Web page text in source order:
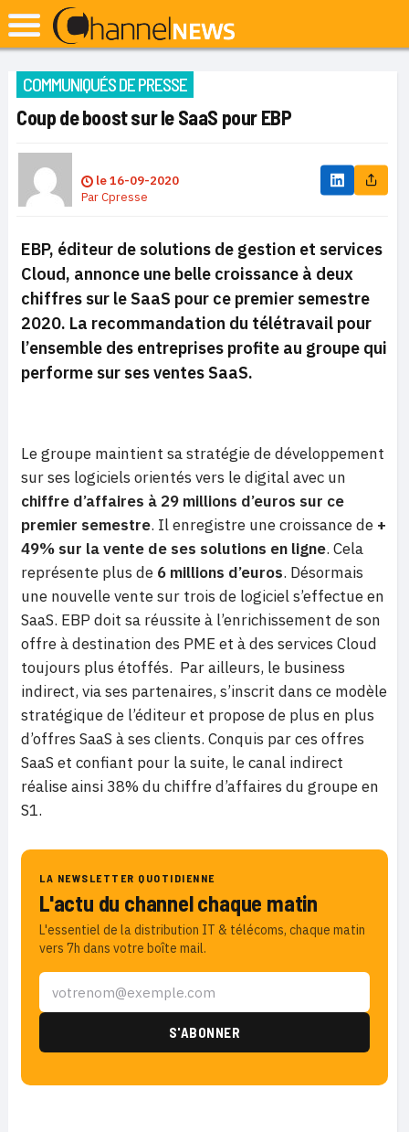
COMMUNIQUÉS DE PRESSE
Coup de boost sur le SaaS pour EBP
le16-09-2020
ParCpresse
EBP, éditeur de solutions de gestion et services
Cloud, annonce une belle croissance à deux
chiffres sur le SaaS pour ce premier semestre
2020. La recommandation du télétravail pour
l’ensemble des entreprises profite au groupe qui
performe sur ses ventes SaaS.
Le groupe maintient sa stratégie de développement
sur ses logiciels orientés vers le digital avec un
chiffre d’affaires à 29 millions d’euros sur ce
premier semestre. Il enregistre une croissance de +
49% sur la vente de ses solutions en ligne. Cela
représente plus de 6 millions d’euros. Désormais
une nouvelle vente sur trois de logiciel s’effectue en
SaaS. EBP doit sa réussite à l’enrichissement de son
offre à destination des PME et à des services Cloud
toujours plus étoffés. Par ailleurs, le business
indirect, via ses partenaires, s’inscrit dans ce modèle
stratégique de l’éditeur et propose de plus en plus
d’offres SaaS à ses clients. Conquis par ces offres
SaaS et confiant pour la suite, le canal indirect
réalise ainsi 38% du chiffre d’affaires du groupe en
S1.
LA NEWSLETTER QUOTIDIENNE
L'actu du channel chaque matin
L'essentiel de la distribution IT & télécoms, chaque matin
vers 7h dans votre boîte mail.